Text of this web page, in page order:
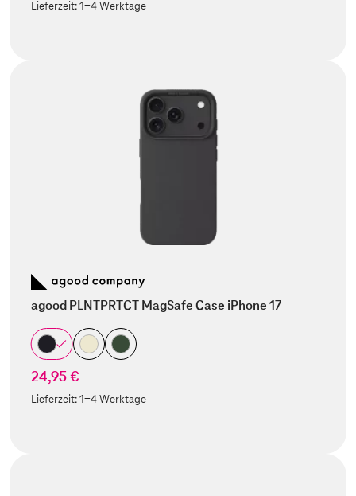
Lieferzeit:1-4 Werktage
agood PLNTPRTCT MagSafe Case iPhone 17
24,95 €
Lieferzeit:1-4 Werktage